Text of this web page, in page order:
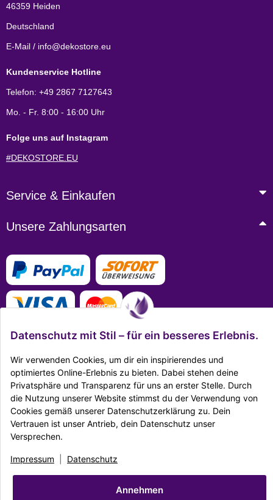
46359 Heiden
Deutschland
E-Mail / info@dekostore.eu
Kundenservice Hotline
Telefon: +49 2867 7127643
Mo. - Fr. 8:00 - 16:00 Uhr
Folge uns auf Instagram
#DEKOSTORE.EU
Service & Einkaufen
Unsere Zahlungsarten
Mehr Infos zu den Zahlungsarten
Ausgezeichnet Zertifiziert
Impressum|
Unternehmen
Datenschutz mit Stil – für ein besseres Erlebnis.
Wir verwenden Cookies, um dir ein inspirierendes und
optimiertes Online-Erlebnis zu bieten. Dabei stehen deine
Privatsphäre und Transparenz für uns an erster Stelle. Durch
die Nutzung unserer Website stimmst du der Verwendung von
Cookies gemäß unserer Datenschutzerklärung zu. Dein
Vertrauen ist unser Antrieb, dein Datenschutz unser
Versprechen.
Impressum Datenschutz
Annehmen